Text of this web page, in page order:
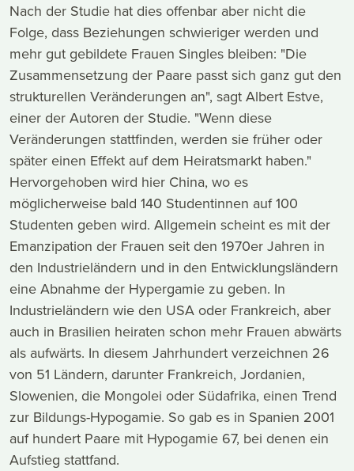
Nach der Studie hat dies offenbar aber nicht die
Folge, dass Beziehungen schwieriger werden und
mehr gut gebildete Frauen Singles bleiben: "Die
Zusammensetzung der Paare passt sich ganz gut den
strukturellen Veränderungen an", sagt Albert Estve,
einer der Autoren der Studie. "Wenn diese
Veränderungen stattfinden, werden sie früher oder
später einen Effekt auf dem Heiratsmarkt haben."
Hervorgehoben wird hier China, wo es
möglicherweise bald 140 Studentinnen auf 100
Studenten geben wird. Allgemein scheint es mit der
Emanzipation der Frauen seit den 1970er Jahren in
den Industrieländern und in den Entwicklungsländern
eine Abnahme der Hypergamie zu geben. In
Industrieländern wie den USA oder Frankreich, aber
auch in Brasilien heiraten schon mehr Frauen abwärts
als aufwärts. In diesem Jahrhundert verzeichnen 26
von 51 Ländern, darunter Frankreich, Jordanien,
Slowenien, die Mongolei oder Südafrika, einen Trend
zur Bildungs-Hypogamie. So gab es in Spanien 2001
auf hundert Paare mit Hypogamie 67, bei denen ein
Aufstieg stattfand.